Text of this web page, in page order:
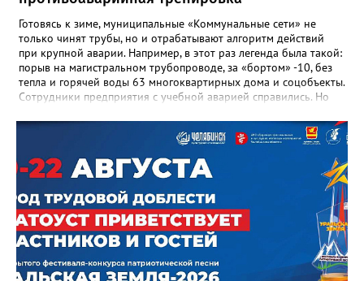
Готовясь к зиме, муниципальные «Коммунальные сети» не
только чинят трубы, но и отрабатывают алгоритм действий
при крупной аварии. Например, в этот раз легенда была такой:
порыв на магистральном трубопроводе, за «бортом» -10, без
тепла и горячей воды 63 многоквартирных дома и соцобъекты.
Сотрудники предприятия с учебной аварией справились. Но
отметили и недочёты. «Например, управляющие компании
несвоевременно приняли меры для предотвращения
“перемерзания” общей домовой тепловой сети
многоквартирного дома, отсутствовало взаимодействие с
ресурсоснабжающей организацией, ЕДДС и иными службами»,
— сообщила начальник Главного управления ГЖИ Ирина
Настенко. В следующий раз, рекомендовали в
Госжилинспекции, службы должны действовать слаженно. И
оперативно делиться информацией со всеми
заинтересованными – от поставщика тепла до конечных
потребителей.